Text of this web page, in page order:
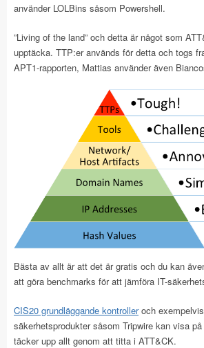
använder LOLBins såsom Powershell.
”Living of the land” och detta är något som
upptäcka. TTP:er används för detta och togs
APT1-rapporten, Mattias använder även
Bästa av allt är att det är gratis och du kan
att göra benchmarks för att jämföra IT-
CIS20 grundläggande kontrolleroch
säkerhetsprodukter såsom Tripwire kan visa
täcker upp allt genom att titta i ATT&CK.